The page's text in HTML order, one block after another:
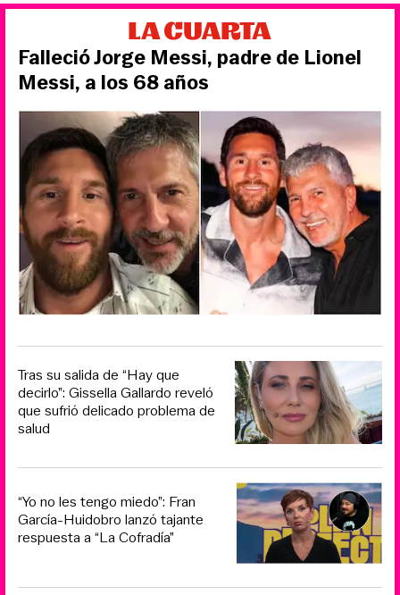
Falleció Jorge Messi, padre de Lionel
Messi, a los 68 años
Tras su salida de “Hay que
decirlo”: Gissella Gallardo reveló
que sufrió delicado problema de
salud
“Yo no les tengo miedo”: Fran
García-Huidobro lanzó tajante
respuesta a “La Cofradía”